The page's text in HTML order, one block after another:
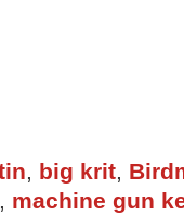
, big krit,
, machine gun